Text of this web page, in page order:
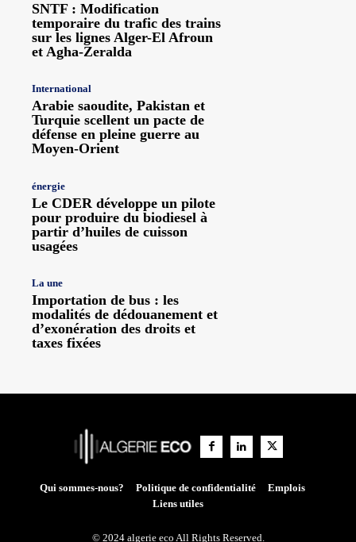
SNTF : Modification
temporaire du trafic des trains
sur les lignes Alger-El Afroun
et Agha-Zeralda
International
Arabie saoudite, Pakistan et
Turquie scellent un pacte de
défense en pleine guerre au
Moyen-Orient
énergie
Le CDER développe un pilote
pour produire du biodiesel à
partir d’huiles de cuisson
usagées
La une
Importation de bus : les
modalités de dédouanement et
d’exonération des droits et
taxes fixées
Qui sommes-nous? Politique de confidentialité
Emplois
Liens utiles
© 2024 algerie eco All Rights Reserved.